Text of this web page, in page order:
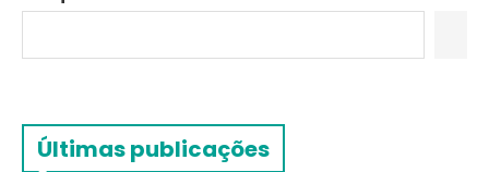
Últimas publicações